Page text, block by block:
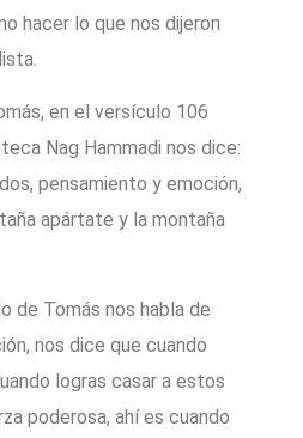
hacer lo que nos dijeron
en el versículo 106
Nag Hammadi nos dice:
pensamiento y emoción,
apártate y la montaña
de Tomás nos habla de
nos dice que cuando
logras casar a estos
poderosa, ahí es cuando